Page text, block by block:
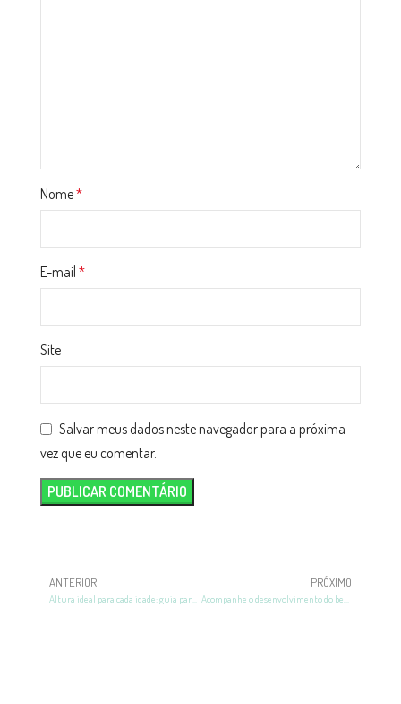
Nome*
E-mail *
Site
Salvar meus dados neste navegador para a próxima
vez que eu comentar.
ANTERIOR
Altura ideal para cada idade: guia para acompanhar o crescimento
PRÓXIMO
Acompanhe o desenvolvimento do bebê na 12ª semana da gestação